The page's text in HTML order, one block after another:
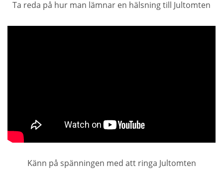
Ta reda på hur man lämnar en hälsning till Jultomten
Känn på spänningen med att ringa Jultomten